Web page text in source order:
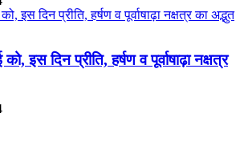
इस दिन प्रीति, हर्षण व पूर्वाषाढ़ा नक्षत्र